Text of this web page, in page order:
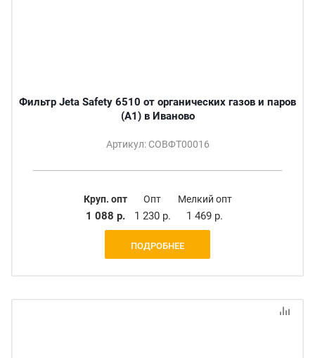
Фильтр Jeta Safety 6510 от органических газов и паров
(А1) в Иваново
Артикул: СОВФТ00016
Круп. опт
1 088 р.
Опт
1 230 р.
Мелкий опт
1 469 р.
ПОДРОБНЕЕ